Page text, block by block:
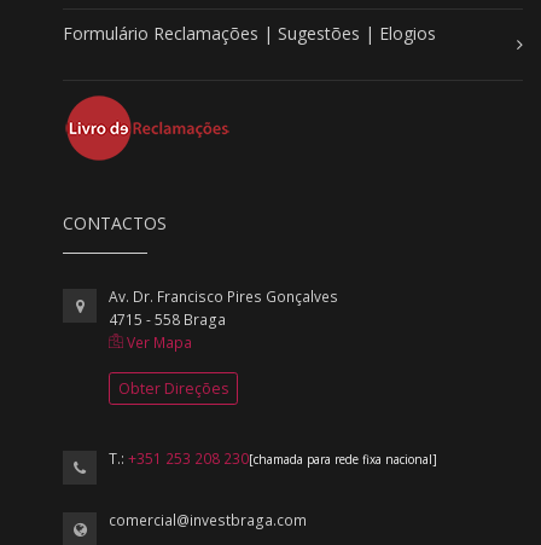
Formulário Reclamações | Sugestões | Elogios
CONTACTOS
Av. Dr. Francisco Pires Gonçalves
4715 - 558 Braga
Ver Mapa
Obter Direções
T.:+351 253 208 230[chamada para rede fixa nacional]
comercial@investbraga.com